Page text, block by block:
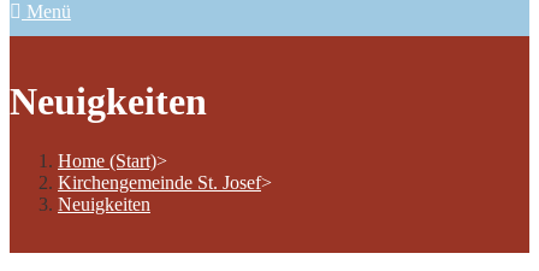
Menü
Neuigkeiten
Home (Start)>
Kirchengemeinde St. Josef>
Neuigkeiten